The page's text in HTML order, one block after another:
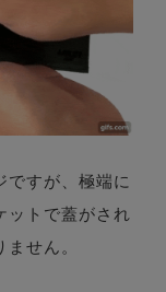
ですが、極端に
ットで蓋がされ
せん。